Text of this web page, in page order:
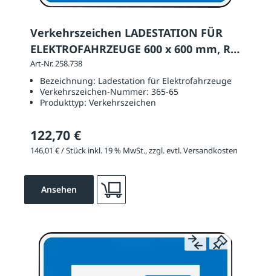
Verkehrszeichen LADESTATION FÜR
ELEKTROFAHRZEUGE 600 x 600 mm, RA
2
Art-Nr. 258.738
Bezeichnung: Ladestation für Elektrofahrzeuge
Verkehrszeichen-Nummer: 365-65
Produkttyp: Verkehrszeichen
122,70 €
146,01 € / Stück inkl. 19 % MwSt., zzgl. evtl. Versandkosten
Ansehen